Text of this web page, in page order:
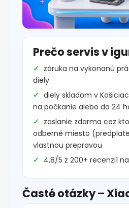
Prečo servis v
záruka na vykonanú
diely
diely skladom v
na počkanie alebo do 24
zaslanie zdarma cez
odberné miesto
vlastnou prepravou
4,8/5 z 200+ recenzií
Časté otázky –